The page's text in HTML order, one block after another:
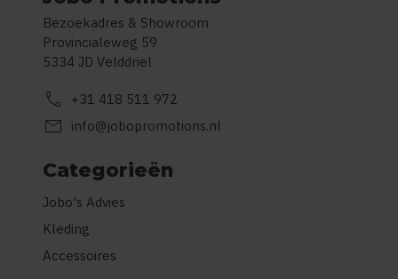
Bezoekadres & Showroom
Provincialeweg 59
5334 JD Velddriel
call +31 418 511 972
mail info@jobopromotions.nl
Categorieën
Jobo's Advies
Kleding
Accessoires